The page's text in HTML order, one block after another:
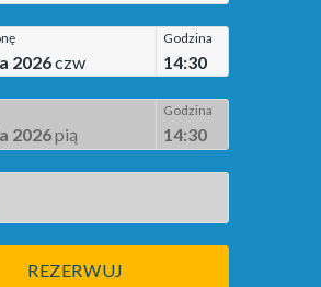
2026czw
Godzina
14:30
2026pią
Godzina
14:30
REZERWUJ